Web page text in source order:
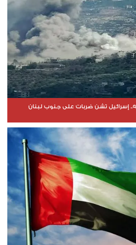
إسرائيل تشن ضربات على جنوب لبنان